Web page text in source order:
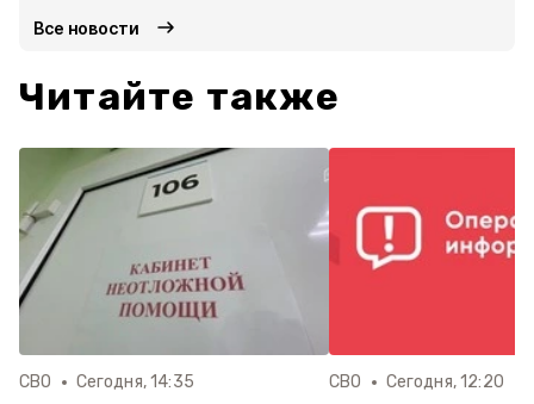
Все новости
Читайте также
СВО Сегодня, 14:35 СВО Сегодня, 12:20